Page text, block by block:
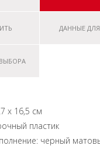
ДАННЫЕ
x 16,5 см
пластик
черный